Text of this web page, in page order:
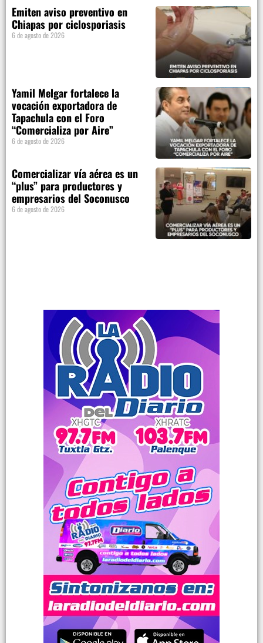
Emiten aviso preventivo en
Chiapas por ciclosporiasis
6 de agosto de 2026
Yamil Melgar fortalece la
vocación exportadora de
Tapachula con el Foro
“Comercializa por Aire”
6 de agosto de 2026
Comercializar vía aérea es un
“plus” para productores y
empresarios del Soconusco
6 de agosto de 2026